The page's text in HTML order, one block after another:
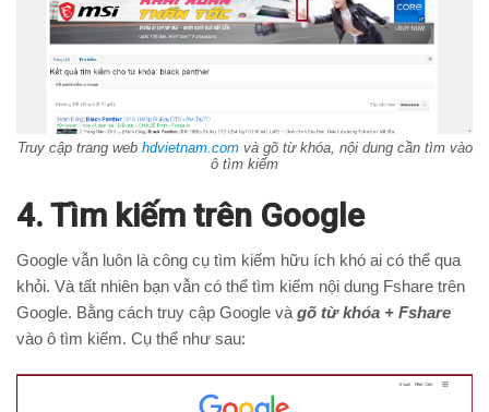
Truy cập trang web hdvietnam.comvà gõ từ khóa, nội dung cần tìm vào
ô tìm kiếm
4. Tìm kiếm trên Google
Google vẫn luôn là công cụ tìm kiếm hữu ích khó ai có thể qua
khỏi. Và tất nhiên bạn vẫn có thể tìm kiếm nội dung Fshare trên
Google. Bằng cách truy cập Google và gõ từ khóa + Fshare
vào ô tìm kiếm. Cụ thể như sau: